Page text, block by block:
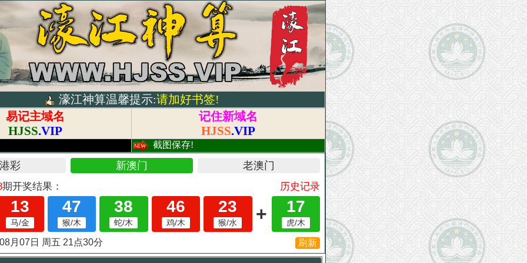
濠江神算温馨提示:请加好书签!
易记主域名
HJSS.VIP
记住新域名
HJSS.VIP
截图保存!